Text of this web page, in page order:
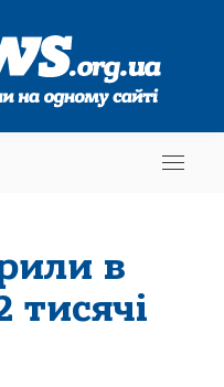
в
тисячі